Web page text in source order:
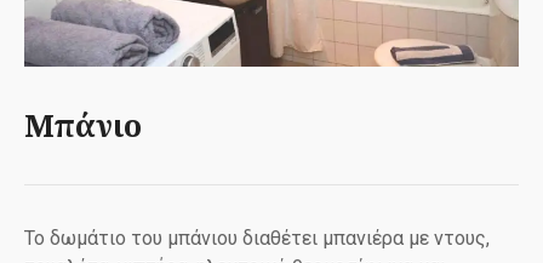
Μπάνιο
Το δωμάτιο του μπάνιου διαθέτει μπανιέρα με ντους,